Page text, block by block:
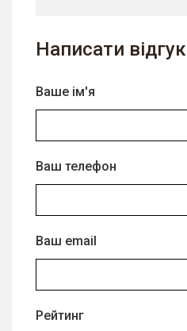
Написати відгук
Ваше ім'я
Ваш телефон
Ваш email
Рейтинг